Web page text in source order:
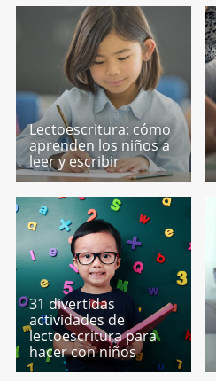
Lectoescritura: cómo
aprenden los niños a
leer y escribir
31 divertidas
actividades de
lectoescritura para
hacer con niños